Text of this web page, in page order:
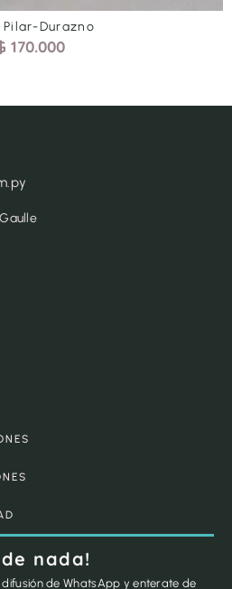
Pilar- Natural
170.000
nada!
de WhatsApp y enterate de